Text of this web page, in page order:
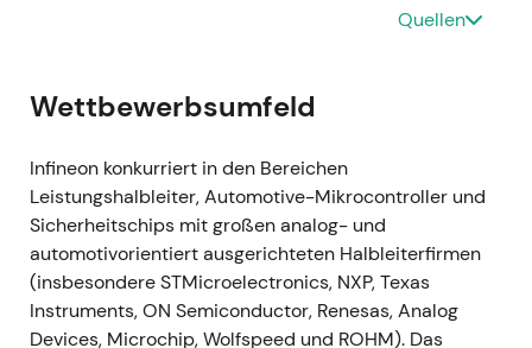
2024 bei erhöhter Volatilität infolge von
Meilenstein
Ankündigung der weltweit ersten 300-mm-
Power-GaN-Demonstration — Infineon
positioniert sich damit als Innovationsführer in
GaN und Leistungselektronik[10].
Bestätigung der langfristigen
Technologieführerschaft und strukturellen
Quellen
Wettbewerbsumfeld
Infineon konkurriert in den Bereichen
Leistungshalbleiter, Automotive-Mikrocontroller und
Sicherheitschips mit großen analog- und
automotivorientiert ausgerichteten Halbleiterfirmen
(insbesondere STMicroelectronics, NXP, Texas
Instruments, ON Semiconductor, Renesas, Analog
Devices, Microchip, Wolfspeed und ROHM). Das